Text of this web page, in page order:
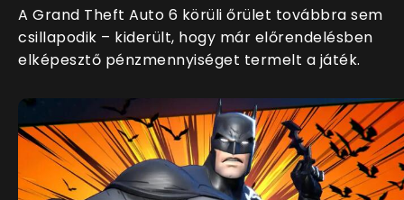
A Grand Theft Auto 6 körüli őrület továbbra sem
csillapodik – kiderült, hogy már előrendelésben
elképesztő pénzmennyiséget termelt a játék.